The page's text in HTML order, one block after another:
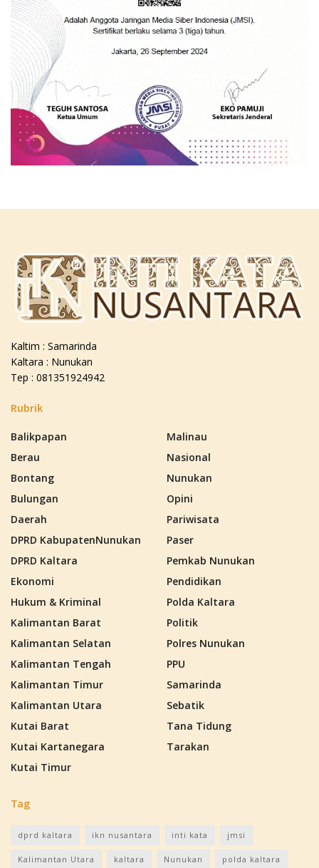
Kaltim : Samarinda
Kaltara : Nunukan
Tep : 081351924942
Rubrik
Balikpapan
Berau
Bontang
Bulungan
Daerah
DPRD KabupatenNunukan
DPRD Kaltara
Ekonomi
Hukum & Kriminal
Kalimantan Barat
Kalimantan Selatan
Kalimantan Tengah
Kalimantan Timur
Kalimantan Utara
Kutai Barat
Kutai Kartanegara
Kutai Timur
Malinau
Nasional
Nunukan
Opini
Pariwisata
Paser
Pemkab Nunukan
Pendidikan
Polda Kaltara
Politik
Polres Nunukan
PPU
Samarinda
Sebatik
Tana Tidung
Tarakan
Tag
dprd kaltara ikn nusantara inti kata jmsi
Kalimantan Utara kaltara Nunukan polda kaltara